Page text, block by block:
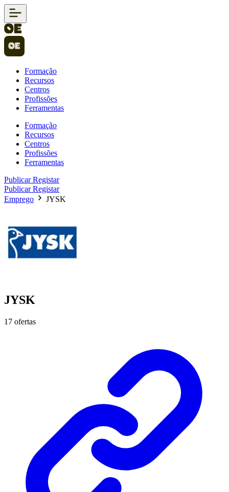
Formação
Recursos
Centros
Profissões
Ferramentas
Formação
Recursos
Centros
Profissões
Ferramentas
PublicarRegistar
PublicarRegistar
Emprego
JYSK
JYSK
17 ofertas